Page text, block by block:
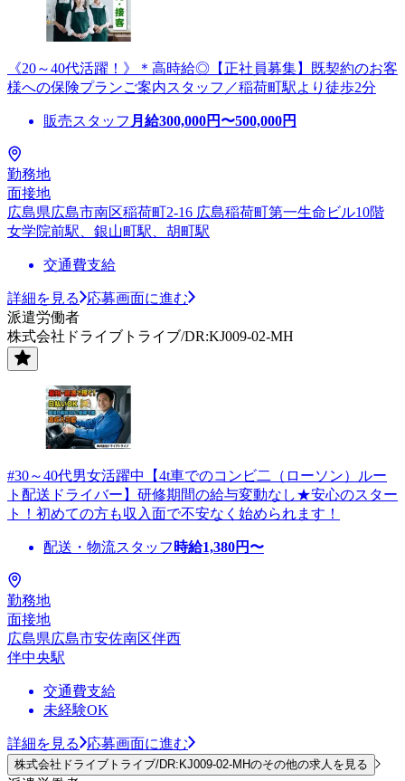
《20～40代活躍！》＊高時給◎【正社員募集】既契約のお客
様への保険プランご案内スタッフ／稲荷町駅より徒歩2分
販売スタッフ 月給300,000円〜500,000円
勤務地
面接地
広島県広島市南区稲荷町2-16 広島稲荷町第一生命ビル10階
女学院前駅、銀山町駅、胡町駅
交通費支給
詳細を見る
応募画面に進む
派遣労働者
株式会社ドライブトライブ/DR:KJ009-02-MH
#30～40代男女活躍中【4t車でのコンビ二（ローソン）ルー
ト配送ドライバー】研修期間の給与変動なし★安心のスター
ト！初めての方も収入面で不安なく始められます！
配送・物流スタッフ 時給1,380円〜
勤務地
面接地
広島県広島市安佐南区伴西
伴中央駅
交通費支給
未経験OK
詳細を見る 応募画面に進む
株式会社ドライブトライブ/DR:KJ009-02-MHのその他の求人を見る